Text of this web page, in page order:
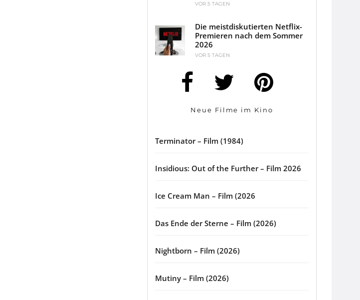
VOR 5 TAGEN
Die meistdiskutierten Netflix-
Premieren nach dem Sommer
2026
VOR 5 TAGEN
Neue Filme im Kino
Terminator – Film (1984)
Insidious: Out of the Further – Film 2026
Ice Cream Man – Film (2026
Das Ende der Sterne – Film (2026)
Nightborn – Film (2026)
Mutiny – Film (2026)